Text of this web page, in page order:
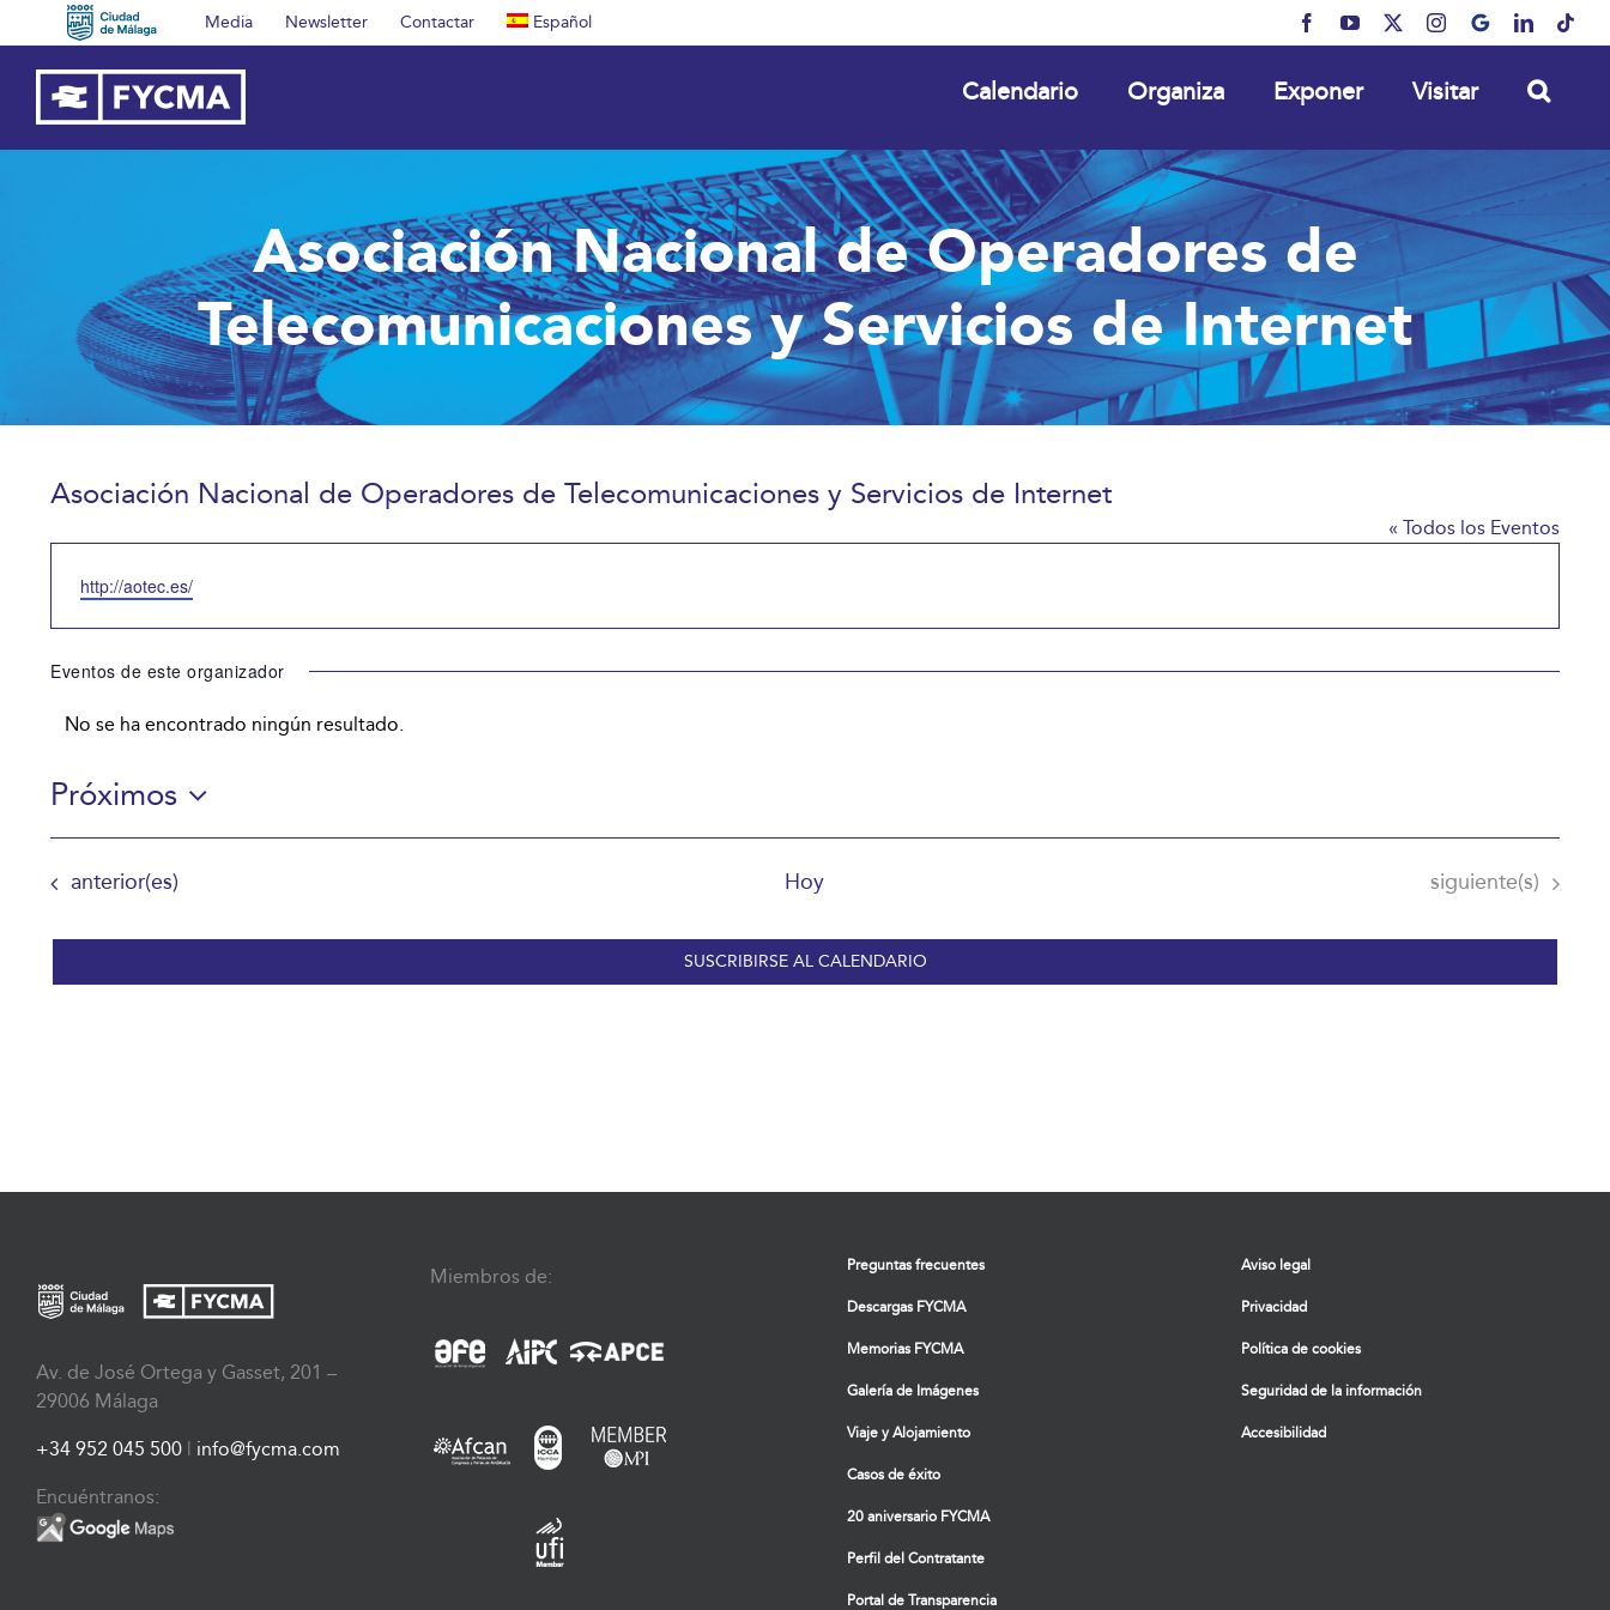
al
contenido
Media Newsletter Contactar Español FacebookYouTube Instagram
MyBusinessLinkedIn
Calendario Organiza Exponer Visitar
Asociación Nacional de Operadores de
Telecomunicaciones y Servicios de Internet
Asociación Nacional de Operadores de Telecomunicaciones y Servicios de Internet
« Todos los Eventos
Website
http://aotec.es/
Eventos de este organizador
Aviso
No se ha encontrado ningún resultado.
Próximos
Selecciona
fecha.
Eventos
anterior(es) Hoy Eventos
siguiente(s)
SUSCRIBIRSE AL CALENDARIO
Av. de José Ortega y Gasset, 201 –
29006 Málaga
+34 952 045 500 | info@fycma.com
Encuéntranos:
Miembros de: Preguntas frecuentes
Descargas FYCMA
Memorias FYCMA
Galería de Imágenes
Viaje y Alojamiento
Casos de éxito
20 aniversario FYCMA
Perfil del Contratante
Portal de Transparencia
Aviso legal
Privacidad
Política de cookies
Seguridad de la información
Accesibilidad